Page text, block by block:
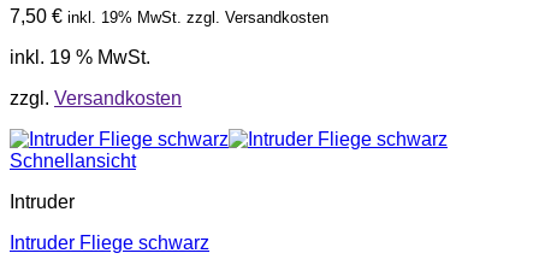
7,50 € inkl. 19% MwSt. zzgl. Versandkosten
inkl. 19 % MwSt.
zzgl. Versandkosten
Schnellansicht
Intruder
Intruder Fliege schwarz